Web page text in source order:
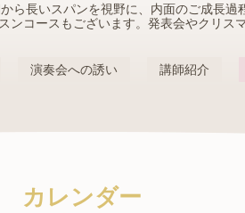
長いスパンを視野に、内面のご成長過
コースもございます。発表会やクリス
演奏会への誘い 講師紹介
カレンダー